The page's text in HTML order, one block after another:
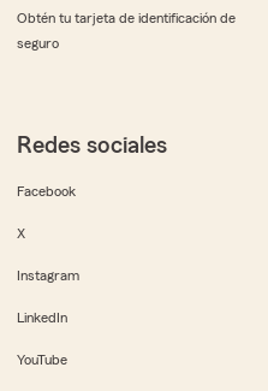
Obtén tu tarjeta de identificación de
seguro
Redes sociales
Facebook
X
Instagram
LinkedIn
YouTube